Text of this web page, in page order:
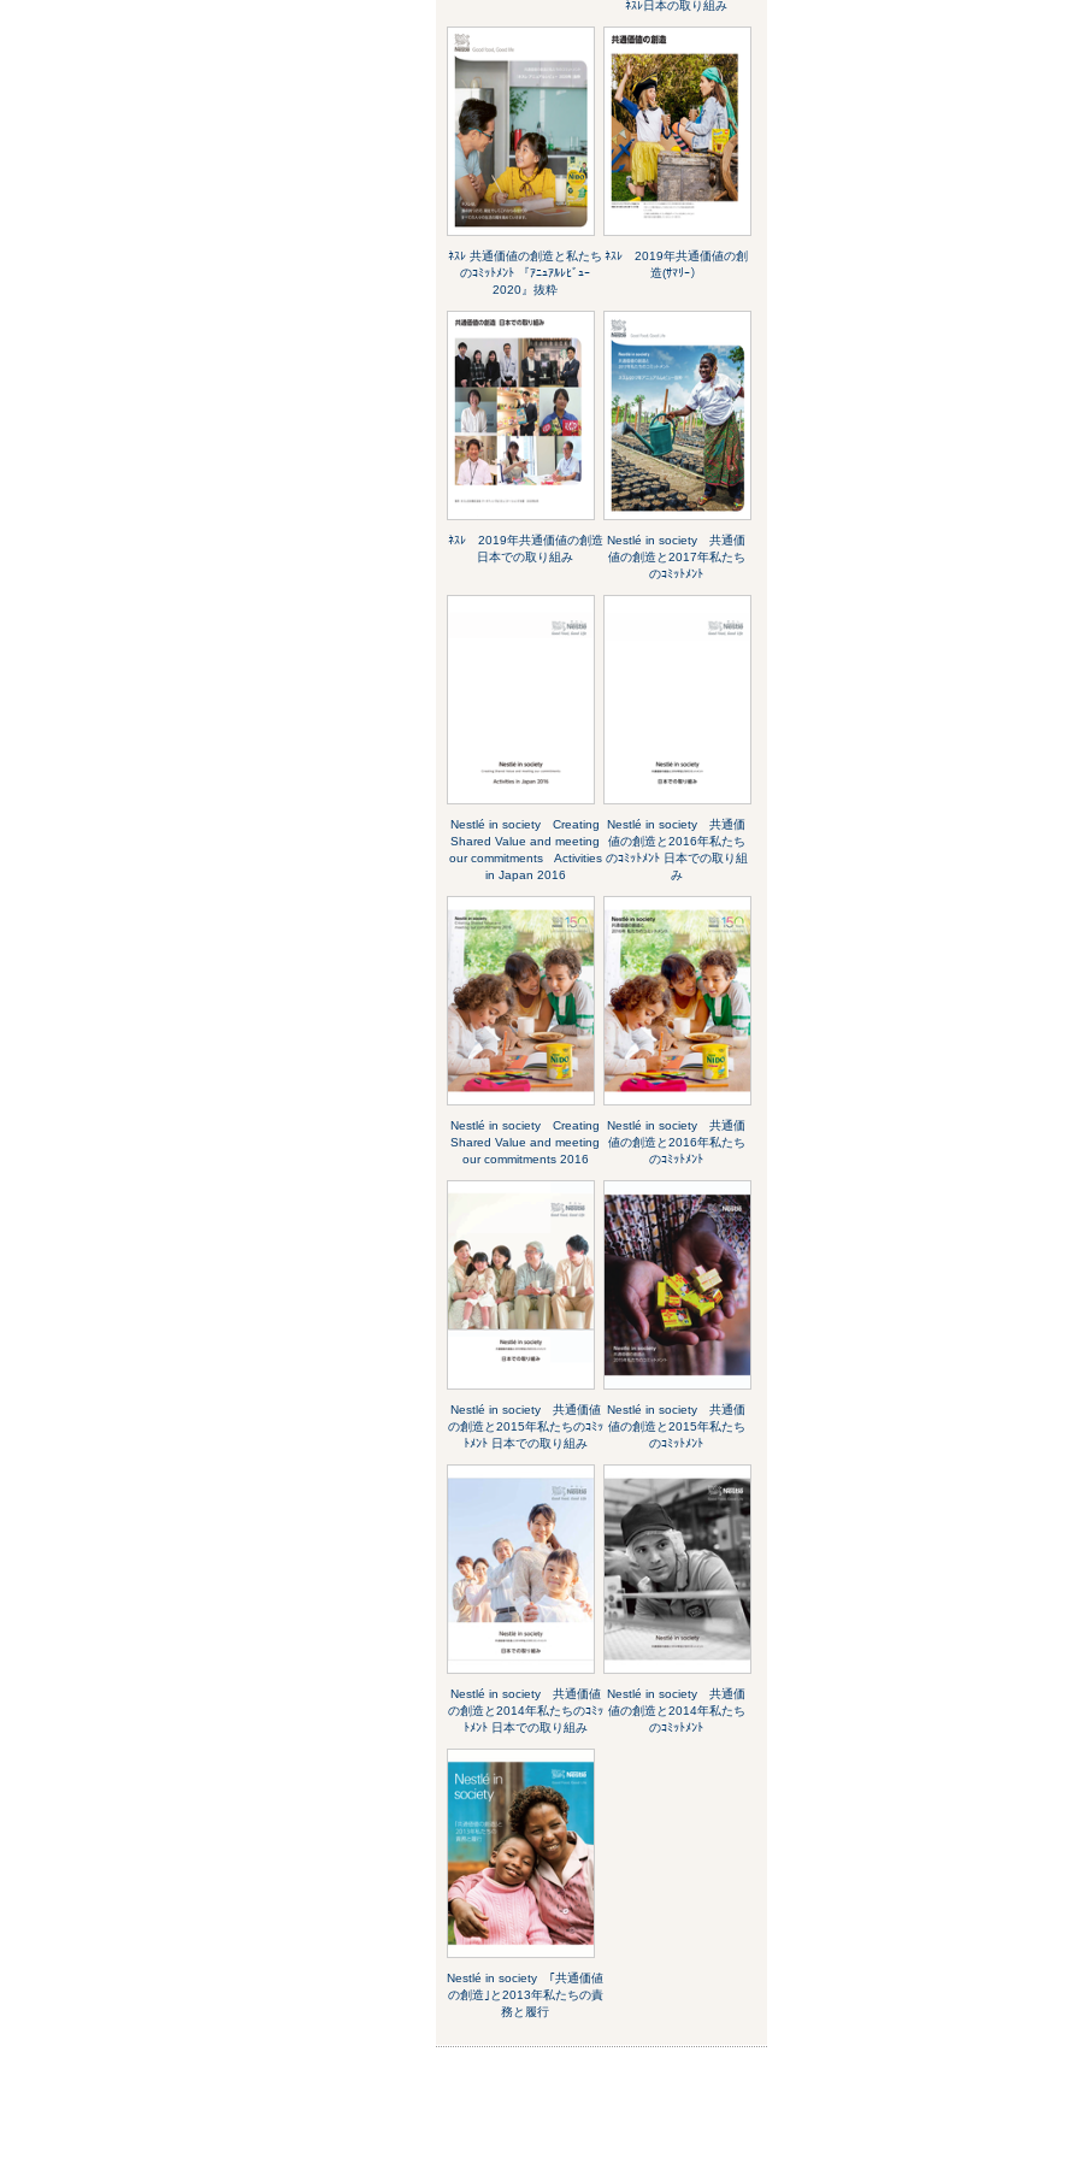
ﾈｽﾚ日本の取り組み
ﾈｽﾚ 共通価値の創造と私たち
のｺﾐｯﾄﾒﾝﾄ 『ｱﾆｭｱﾙﾚﾋﾞｭｰ
2020』抜粋
ﾈｽﾚ 2019年共通価値の創
造(ｻﾏﾘｰ）
ﾈｽﾚ 2019年共通価値の創造
日本での取り組み
Nestlé in society 共通価
値の創造と2017年私たち
のｺﾐｯﾄﾒﾝﾄ
Nestlé in society Creating
Shared Value and meeting
our commitments Activities
in Japan 2016
Nestlé in society 共通価
値の創造と2016年私たち
のｺﾐｯﾄﾒﾝﾄ 日本での取り組
み
Nestlé in society Creating
Shared Value and meeting
our commitments 2016
Nestlé in society 共通価
値の創造と2016年私たち
のｺﾐｯﾄﾒﾝﾄ
Nestlé in society 共通価値
の創造と2015年私たちのｺﾐｯ
ﾄﾒﾝﾄ 日本での取り組み
Nestlé in society 共通価
値の創造と2015年私たち
のｺﾐｯﾄﾒﾝﾄ
Nestlé in society 共通価値
の創造と2014年私たちのｺﾐｯ
ﾄﾒﾝﾄ 日本での取り組み
Nestlé in society 共通価
値の創造と2014年私たち
のｺﾐｯﾄﾒﾝﾄ
Nestlé in society ｢共通価値
の創造｣と2013年私たちの責
務と履行